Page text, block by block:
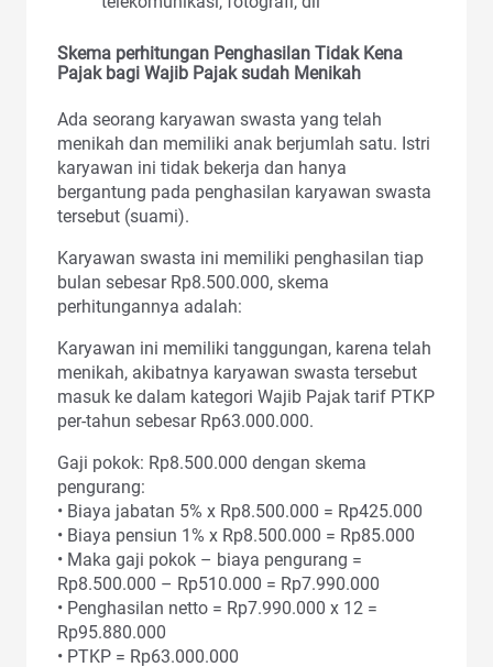
Skema perhitungan Penghasilan Tidak Kena
Pajak bagi Wajib Pajak sudah Menikah
Ada seorang karyawan swasta yang telah
menikah dan memiliki anak berjumlah satu. Istri
karyawan ini tidak bekerja dan hanya
bergantung pada penghasilan karyawan swasta
tersebut (suami).
Karyawan swasta ini memiliki penghasilan tiap
bulan sebesar Rp8.500.000, skema
perhitungannya adalah:
Karyawan ini memiliki tanggungan, karena telah
menikah, akibatnya karyawan swasta tersebut
masuk ke dalam kategori Wajib Pajak tarif PTKP
per-tahun sebesar Rp63.000.000.
Gaji pokok: Rp8.500.000 dengan skema
pengurang:
• Biaya jabatan 5% x Rp8.500.000 = Rp425.000
• Biaya pensiun 1% x Rp8.500.000 = Rp85.000
• Maka gaji pokok – biaya pengurang =
Rp8.500.000 – Rp510.000 = Rp7.990.000
• Penghasilan netto = Rp7.990.000 x 12 =
Rp95.880.000
• PTKP = Rp63.000.000